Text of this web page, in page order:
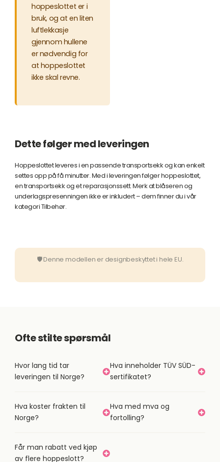
hoppeslottet er i
bruk, og at en liten
luftlekkasje
gjennom hullene
er nødvendig for
at hoppeslottet
ikke skal revne.
Dette følger med leveringen
Hoppeslottet leveres i en passende transportsekk og kan enkelt
settes opp på få minutter. Med i leveringen følger hoppeslottet,
en transportsekk og et reparasjonssett. Merk at blåseren og
underlagspresenningen ikke er inkludert – dem finner du i vår
kategori Tilbehør.
🛡 Denne modellen er designbeskyttet i hele EU.
Ofte stilte spørsmål
Hvor lang tid tar
leveringen til Norge?
Hva koster frakten til
Norge?
Får man rabatt ved kjøp
av flere hoppeslott?
Hva inneholder TÜV SÜD-
sertifikatet?
Hva med mva og
fortolling?